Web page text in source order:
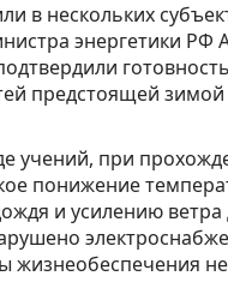
в нескольких
энергетики РФ
предстоящей
учений, при
понижение
и усилению
жизнеобеспечения